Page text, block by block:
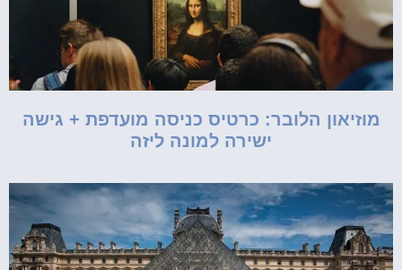
מוזיאון הלובר: כרטיס כניסה מועדפת + גישה
ישירה למונה ליזה